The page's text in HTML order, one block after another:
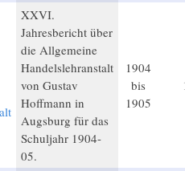
XXVI.
Jahresbericht über
die Allgemeine
Handelslehranstalt
von Gustav
Hoffmann in
Augsburg für das
Schuljahr 1904-
05.
1904
bis
1905